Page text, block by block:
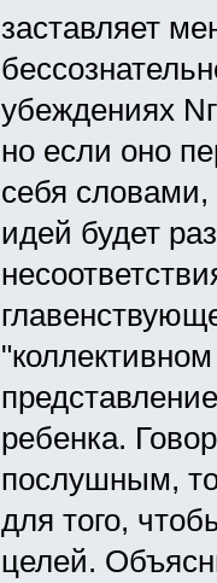
заставляет
убеждениях
но если оно
себя
идей будет
ребенка.
послушным,
для того,
целей.